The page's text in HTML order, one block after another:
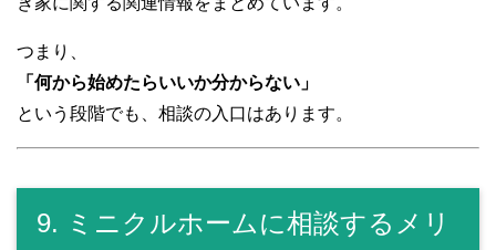
つまり、
「何から始めたらいいか分からない」
という段階でも、相談の入口はあります。
9. ミニクルホームに相談するメリ